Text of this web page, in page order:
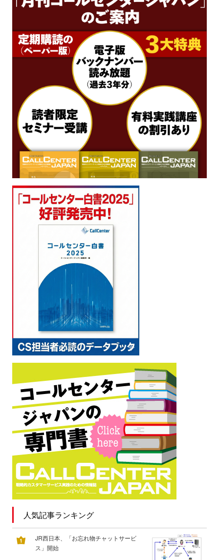
人気記事ランキング
JR西日本、「お忘れ物チャットサービ
ス」開始